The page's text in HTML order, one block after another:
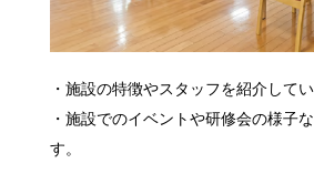
・施設の特徴やスタッフを紹介してい
・施設でのイベントや研修会の様子
す。